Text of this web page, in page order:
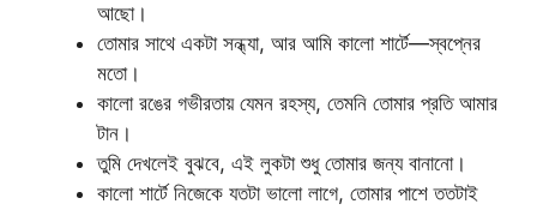
আছো।
তোমার সাথে একটা সন্ধ্যা, আর আমি কালো শার্টে—স্বপ্নের
মতো।
কালো রঙের গভীরতায় যেমন রহস্য, তেমনি তোমার প্রতি আমার
টান।
তুমি দেখলেই বুঝবে, এই লুকটা শুধু তোমার জন্য বানানো।
কালো শার্টে নিজেকে যতটা ভালো লাগে, তোমার পাশে ততটাই